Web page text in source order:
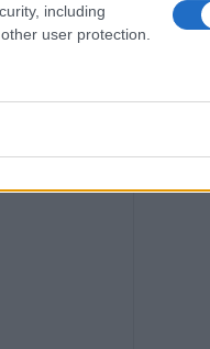
including
user protection.